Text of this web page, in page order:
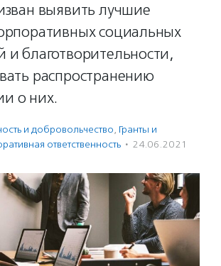
выявить лучшие
социальных
и благотворительности,
распространению
о них.
и доброволь­чест­во, Гранты и
ответственность · 24.06.2021